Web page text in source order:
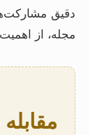
دقیق
مجله، از